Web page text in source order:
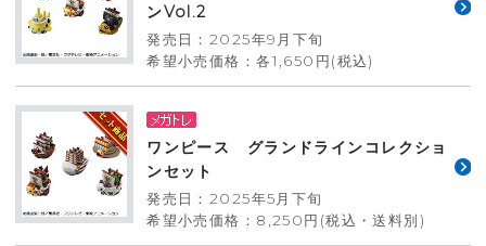
ンVol.2
発売日：2025年9月下旬
希望小売価格：各1,650円(税込)
ワンピース グランドラインコレクショ
ンセット
発売日：2025年5月下旬
希望小売価格：8,250円(税込・送料別)